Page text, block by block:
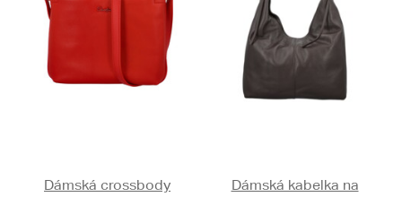
Dámská crossbody
Dámská kabelka na